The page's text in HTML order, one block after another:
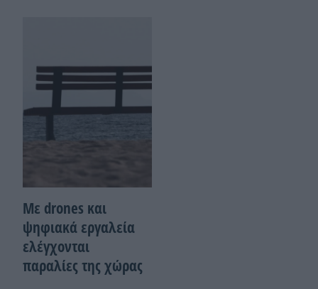
Με drones και
ψηφιακά εργαλεία
ελέγχονται
παραλίες της χώρας